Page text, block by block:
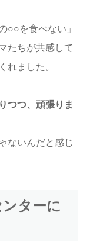
○○を食べない」
たちが共感して
れました。
つつ、頑張りま
ないんだと感じ
ンターに